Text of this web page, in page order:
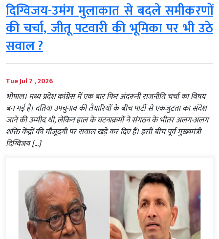
दिग्विजय-उमंग मुलाकात से बदले समीकरणों
की चर्चा, जीतू पटवारी की भूमिका पर भी उठे
सवाल ?
Tue Jul 7 , 2026
भोपाल। मध्य प्रदेश कांग्रेस में एक बार फिर अंदरूनी राजनीति चर्चा का विषय
बन गई है। दतिया उपचुनाव की तैयारियों के बीच पार्टी से एकजुटता का संदेश
जाने की उम्मीद थी, लेकिन हाल के घटनाक्रमों ने संगठन के भीतर अलग-अलग
शक्ति केंद्रों की मौजूदगी पर सवाल खड़े कर दिए हैं। इसी बीच पूर्व मुख्यमंत्री
दिग्विजय […]